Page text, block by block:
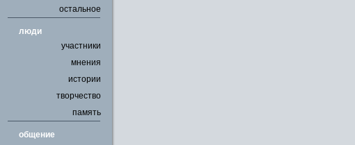
остальное
люди
участники
мнения
истории
творчество
память
общение